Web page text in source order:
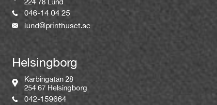
224 78 Lund
046-14 04 25
lund@printhuset.se
Helsingborg
Karbingatan 28
254 67 Helsingborg
042-159664